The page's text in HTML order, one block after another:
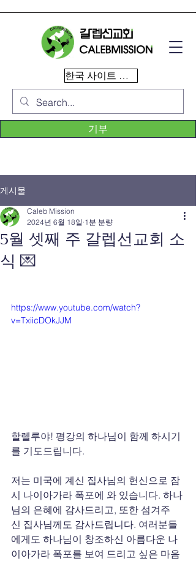
한국 사이트 이동
기부
게시물
5월 셋째 주 갈렙선교회 소
식 💌
Caleb Mission
2024년 6월 18일 1분 분량
https://www.youtube.com/watch?
v=TxiicDOkJJM
할렐루야! 평강의 하나님이 함께 하시기
를 기도드립니다.
저는 미국에 계신 집사님의 헌신으로 잠
시 나이아가라 폭포에 와 있습니다. 하나
님의 은혜에 감사드리고, 또한 섬겨주
신 집사님께도 감사드립니다. 여러분들
에게도 하나님이 창조하신 아름다운 나
이아가라 폭포를 보여 드리고 싶은 마음